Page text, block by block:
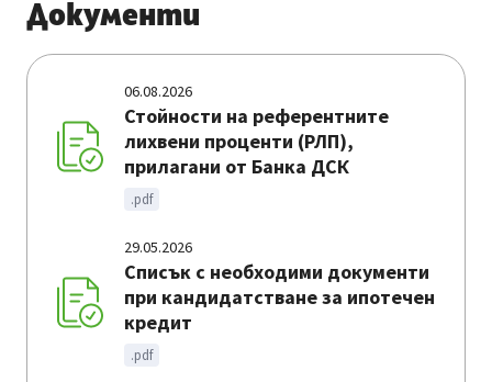
Документи
06.08.2026
Стойности на референтните
лихвени проценти (РЛП),
прилагани от Банка ДСК
.pdf
29.05.2026
Списък с необходими документи
при кандидатстване за ипотечен
кредит
.pdf